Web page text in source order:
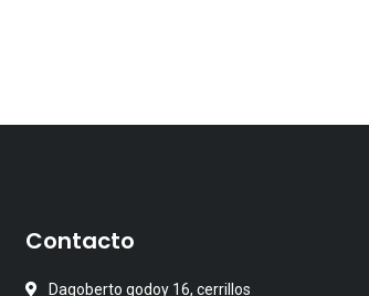
Contacto
Dagoberto godoy 16, cerrillos